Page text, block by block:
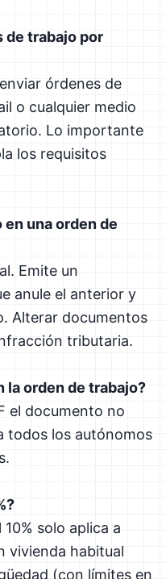
de trabajo por
órdenes de
o cualquier medio
Lo importante
los requisitos
una orden de
Emite un
anule el anterior y
Alterar documentos
tributaria.
la orden de trabajo?
el documento no
todos los autónomos
10% solo aplica a
vivienda habitual
(con límites en